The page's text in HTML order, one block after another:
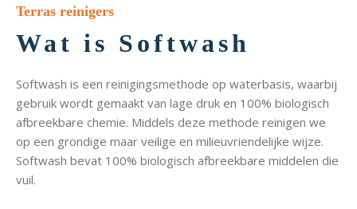
Terras reinigers
Wat is Softwash
Softwash is een reinigingsmethode op waterbasis, waarbij
gebruik wordt gemaakt van lage druk en 100% biologisch
afbreekbare chemie. Middels deze methode reinigen we
op een grondige maar veilige en milieuvriendelijke wijze.
Softwash bevat 100% biologisch afbreekbare middelen die
vuil.